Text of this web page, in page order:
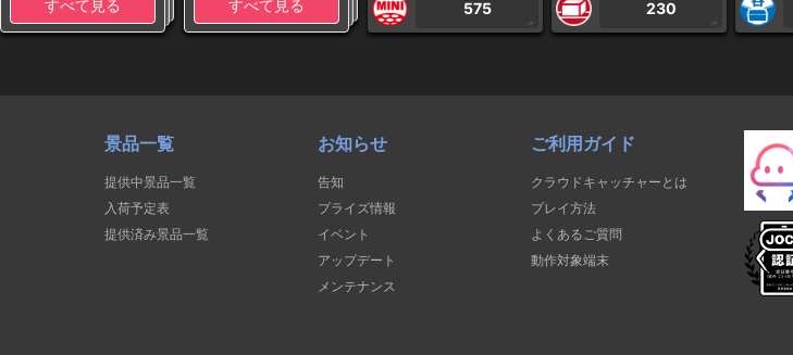
すべて見る すべて見る 575
CP
230
CP
景品一覧
提供中景品一覧
入荷予定表
提供済み景品一覧
お知らせ
告知
プライズ情報
イベント
アップデート
メンテナンス
ご利用ガイド
クラウドキャッチャーとは
プレイ方法
よくあるご質問
動作対象端末